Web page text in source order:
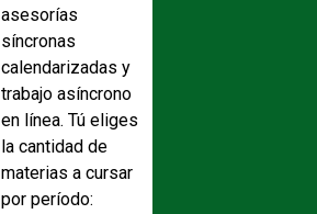
asesorías
síncronas
calendarizadas y
trabajo asíncrono
en línea. Tú eliges
la cantidad de
materias a cursar
por período: